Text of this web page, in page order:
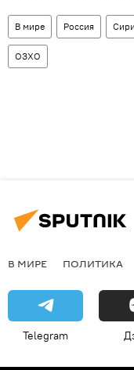
В мире Россия
ОЗХО
В МИРЕ ПОЛИТИКА
Telegram